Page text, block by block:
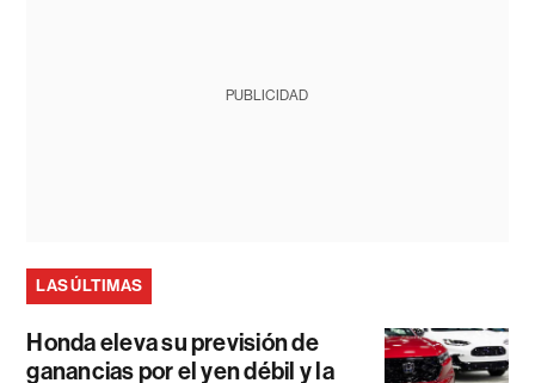
PUBLICIDAD
LAS ÚLTIMAS
Honda eleva su previsión de
ganancias por el yen débil y la